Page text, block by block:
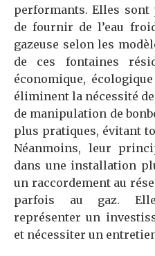
performants. Elles sont
de fournir de l’eau
gazeuse selon les
de ces fontaines
économique,
éliminent la nécessité
de manipulation de
plus pratiques, évitant
Néanmoins, leur
dans une installation
un raccordement au
parfois au gaz.
représenter un
et nécessiter un